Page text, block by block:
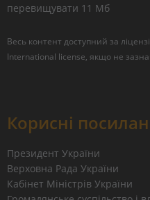
перевищувати 11 Мб
Весь контент доступний за
International license, якщо не
Корисні
Президент України
Верховна Рада України
Кабінет Міністрів України